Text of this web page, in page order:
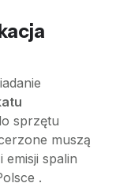
sprzętu
muszą
emisji spalin
.